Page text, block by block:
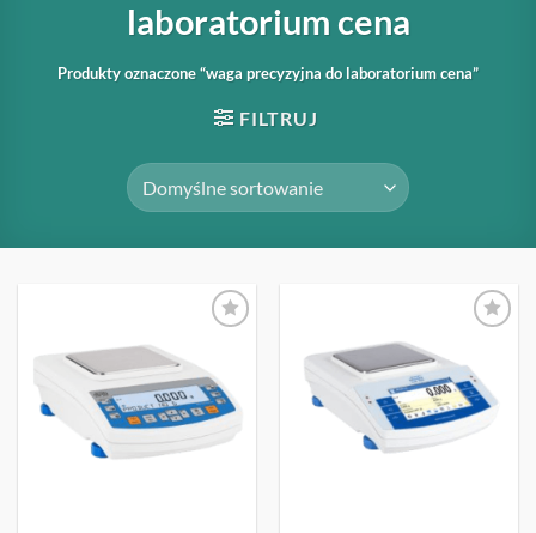
laboratorium cena
Produkty oznaczone “waga precyzyjna do laboratorium cena”
FILTRUJ